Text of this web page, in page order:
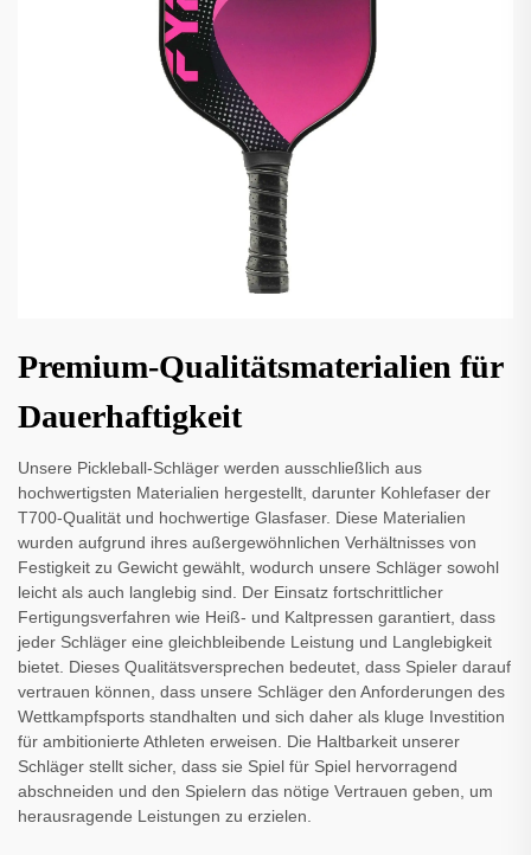
Premium-Qualitätsmaterialien für
Dauerhaftigkeit
Unsere Pickleball-Schläger werden ausschließlich aus
hochwertigsten Materialien hergestellt, darunter Kohlefaser der
T700-Qualität und hochwertige Glasfaser. Diese Materialien
wurden aufgrund ihres außergewöhnlichen Verhältnisses von
Festigkeit zu Gewicht gewählt, wodurch unsere Schläger sowohl
leicht als auch langlebig sind. Der Einsatz fortschrittlicher
Fertigungsverfahren wie Heiß- und Kaltpressen garantiert, dass
jeder Schläger eine gleichbleibende Leistung und Langlebigkeit
bietet. Dieses Qualitätsversprechen bedeutet, dass Spieler darauf
vertrauen können, dass unsere Schläger den Anforderungen des
Wettkampfsports standhalten und sich daher als kluge Investition
für ambitionierte Athleten erweisen. Die Haltbarkeit unserer
Schläger stellt sicher, dass sie Spiel für Spiel hervorragend
abschneiden und den Spielern das nötige Vertrauen geben, um
herausragende Leistungen zu erzielen.